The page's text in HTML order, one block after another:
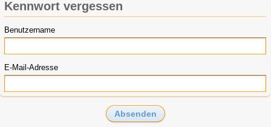
Kennwort vergessen
Benutzername
E-Mail-Adresse